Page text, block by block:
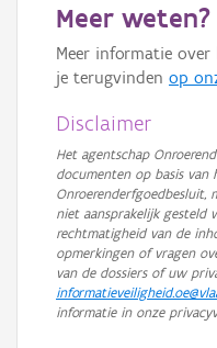
Meer weten?
Meer informatie
je terugvinden op
Disclaimer
Het agentschap
documenten op basis van
Onroerenderfgoedbesluit,
niet aansprakelijk gesteld
rechtmatigheid van de
opmerkingen of vragen
van de dossiers of uw
informatie in onze